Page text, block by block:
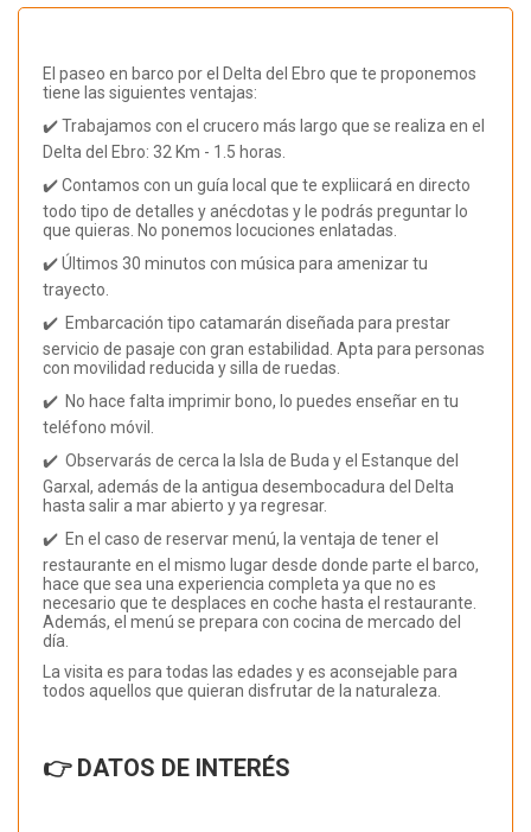
El paseo en barco por el Delta del Ebro que te proponemos
tiene las siguientes ventajas:
✔️ Trabajamos con el crucero más largo que se realiza en el
Delta del Ebro: 32 Km - 1.5 horas.
✔️ Contamos con un guía local que te expliicará en directo
todo tipo de detalles y anécdotas y le podrás preguntar lo
que quieras. No ponemos locuciones enlatadas.
✔️ Últimos 30 minutos con música para amenizar tu
trayecto.
✔️ Embarcación tipo catamarán diseñada para prestar
servicio de pasaje con gran estabilidad. Apta para personas
con movilidad reducida y silla de ruedas.
✔️ No hace falta imprimir bono, lo puedes enseñar en tu
teléfono móvil.
✔️ Observarás de cerca la Isla de Buda y el Estanque del
Garxal, además de la antigua desembocadura del Delta
hasta salir a mar abierto y ya regresar.
✔️ En el caso de reservar menú, la ventaja de tener el
restaurante en el mismo lugar desde donde parte el barco,
hace que sea una experiencia completa ya que no es
necesario que te desplaces en coche hasta el restaurante.
Además, el menú se prepara con cocina de mercado del
día.
La visita es para todas las edades y es aconsejable para
todos aquellos que quieran disfrutar de la naturaleza.
👉 DATOS DE INTERÉS